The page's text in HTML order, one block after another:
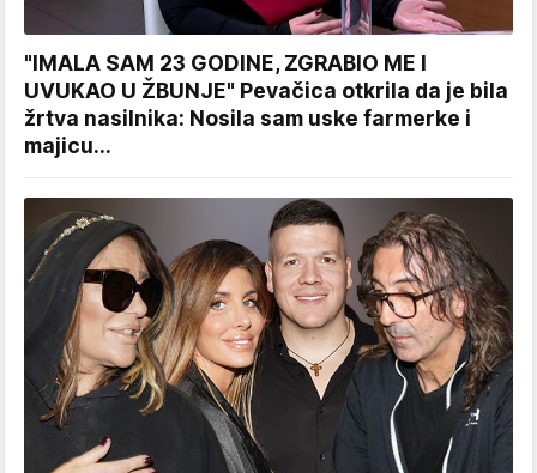
"IMALA SAM 23 GODINE, ZGRABIO ME I
UVUKAO U ŽBUNJE" Pevačica otkrila da je bila
žrtva nasilnika: Nosila sam uske farmerke i
majicu...